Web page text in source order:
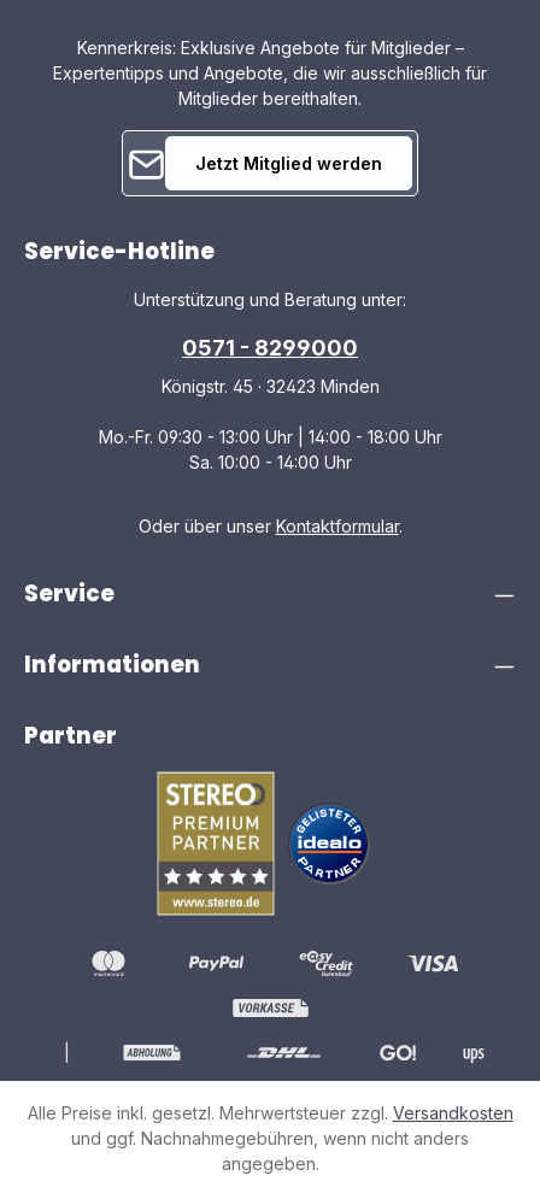
Kennerkreis: Exklusive Angebote für Mitglieder –
Expertentipps und Angebote, die wir ausschließlich für
Mitglieder bereithalten.
Jetzt Mitglied werden
Service-Hotline
Unterstützung und Beratung unter:
0571 - 8299000
Königstr. 45 · 32423 Minden
Mo.-Fr. 09:30 - 13:00 Uhr | 14:00 - 18:00 Uhr
Sa. 10:00 - 14:00 Uhr
Oder über unser Kontaktformular.
Service
Informationen
Partner
Alle Preise inkl. gesetzl. Mehrwertsteuer zzgl. Versandkosten
und ggf. Nachnahmegebühren, wenn nicht anders
angegeben.